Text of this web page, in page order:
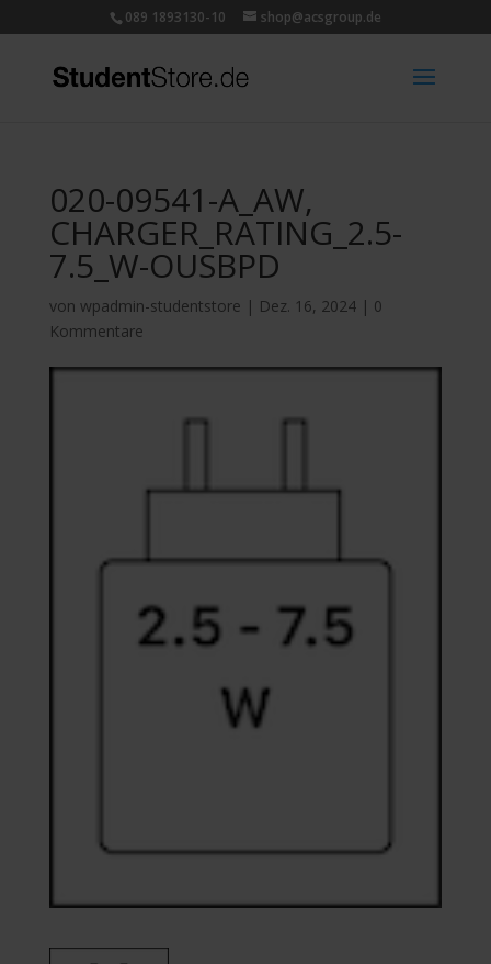
089 1893130-10 shop@acsgroup.de
020-09541-A_AW,
CHARGER_RATING_2.5-
7.5_W-OUSBPD
von wpadmin-studentstore | Dez. 16, 2024| 0
Kommentare